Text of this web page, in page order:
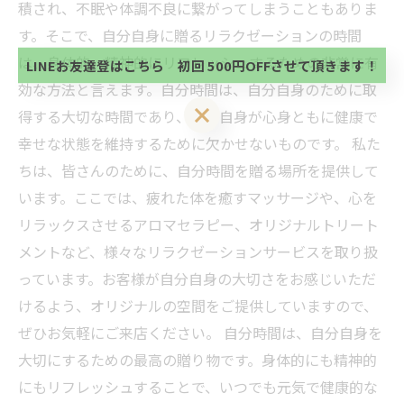
積され、不眠や体調不良に繋がってしまうこともありま
す。そこで、自分自身に贈るリラクゼーションの時間
は、身体的、精神的にリフレッシュするための非常に有
効な方法と言えます。自分時間は、自分自身のために取
得する大切な時間であり、自分自身が心身ともに健康で
幸せな状態を維持するために欠かせないものです。 私た
ちは、皆さんのために、自分時間を贈る場所を提供して
います。ここでは、疲れた体を癒すマッサージや、心を
リラックスさせるアロマセラピー、オリジナルトリート
メントなど、様々なリラクゼーションサービスを取り扱
っています。お客様が自分自身の大切さをお感じいただ
けるよう、オリジナルの空間をご提供していますので、
ぜひお気軽にご来店ください。 自分時間は、自分自身を
大切にするための最高の贈り物です。身体的にも精神的
にもリフレッシュすることで、いつでも元気で健康的な
当サロンの公式LINE@にお友達登録頂いたお客様は
初回 500円OFFさせて頂きます。 既に 追加済の
方、不必要な方 お手数ですが、✖印でお閉じ下さ
い。
LINEお友達登はこちら 初回 500円OFFさせて頂きます！
方、不必要な方 お手数ですが、✖印でお閉じ下さ
い。
LINEお友達登はこちら 初回 500円OFFさせて頂きます！